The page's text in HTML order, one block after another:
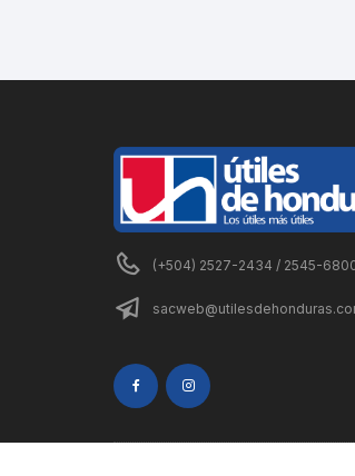
(+504) 2527-2434 / 2545-